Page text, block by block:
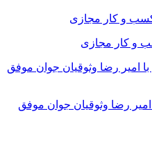
و کار مجازی
رضا وثوقیان جوان موفق